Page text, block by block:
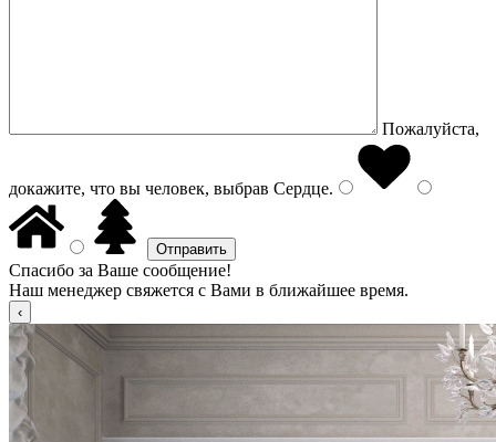
Пожалуйста,
докажите, что вы человек, выбрав Сердце.
Спасибо за Ваше сообщение!
Наш менеджер свяжется с Вами в ближайшее время.